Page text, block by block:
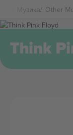
Музика Other
Think